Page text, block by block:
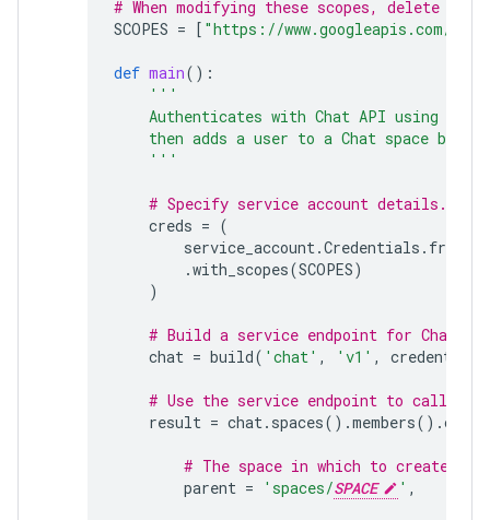
# When modifying these scopes, delete
SCOPES = [ "https://www.googleapis.com/
def main():
'''
Authenticates with Chat API using app
then adds a user to a Chat space by
    '''
# Specify service account details.
creds = (
service_account.Credentials .
.with_scopes(SCOPES)
)
# Build a service endpoint for Chat
chat = build( 'chat' , 'v1' , credentials
# Use the service endpoint to call
result = chat. spaces() .members() .
# The space in which to create a
parent = 'spaces/SPACE ' ,